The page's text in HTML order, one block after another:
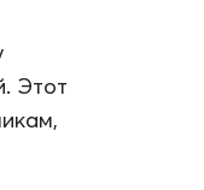
Этот